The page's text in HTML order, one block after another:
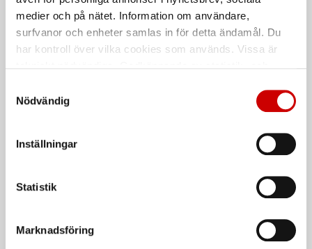
medier och på nätet. Information om användare,
surfvanor och enheter samlas in för detta ändamål. Du
har kontroll över vilka cookies som används. Vissa är
länder utanför EU med olika dataskyddsnormer. Genom
att godkänna samtycker du till sådana överföringar. Läs
Nödvändig
Inställningar
Statistik
Marknadsföring
Omrörare M II Omrörare RW 1010
De som köpte, köpte även